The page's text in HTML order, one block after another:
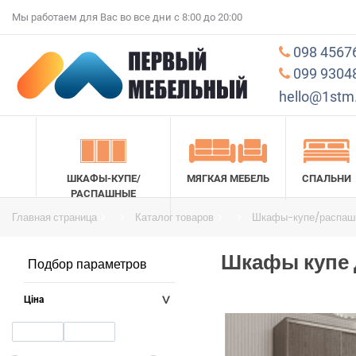
Мы работаем для Вас во все дни c 8:00 до 20:00
098
099
ШКАФЫ-КУПЕ/
РАСПАШНЫЕ
МЯГКАЯ МЕБЕЛЬ СПАЛЬНИ
Главная страница Каталог товаров Шкафы-купе/
Подбор параметров
Ціна
Шкафы купе